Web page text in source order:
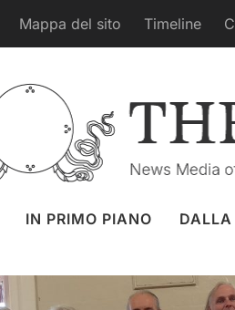
Mappa del sito Timeline
IN PRIMO PIANO DALLA
il 7° Lojon a
Zeitz 31 ott. 2016 Yantra Yoga ,